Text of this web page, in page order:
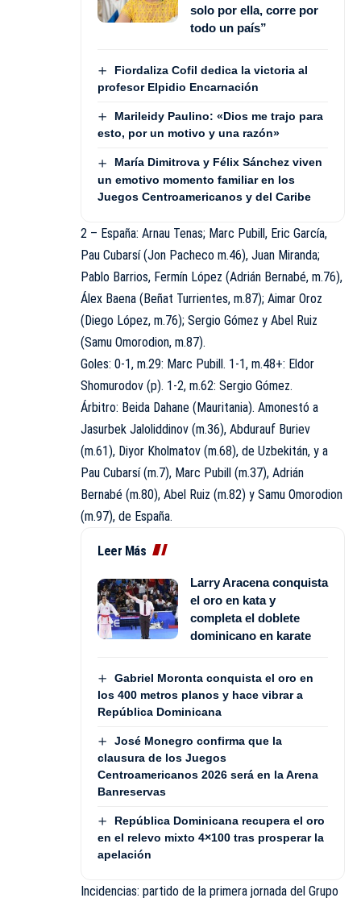
solo por ella, corre por
todo un país”
Fiordaliza Cofil dedica la victoria al
profesor Elpidio Encarnación
Marileidy Paulino: «Dios me trajo para
esto, por un motivo y una razón»
María Dimitrova y Félix Sánchez viven
un emotivo momento familiar en los
Juegos Centroamericanos y del Caribe
2 – España: Arnau Tenas; Marc Pubill, Eric García,
Pau Cubarsí (Jon Pacheco m.46), Juan Miranda;
Pablo Barrios, Fermín López (Adrián Bernabé, m.76),
Álex Baena (Beñat Turrientes, m.87); Aimar Oroz
(Diego López, m.76); Sergio Gómez y Abel Ruiz
(Samu Omorodion, m.87).
Goles: 0-1, m.29: Marc Pubill. 1-1, m.48+: Eldor
Shomurodov (p). 1-2, m.62: Sergio Gómez.
Árbitro: Beida Dahane (Mauritania). Amonestó a
Jasurbek Jaloliddinov (m.36), Abdurauf Buriev
(m.61), Diyor Kholmatov (m.68), de Uzbekitán, y a
Pau Cubarsí (m.7), Marc Pubill (m.37), Adrián
Bernabé (m.80), Abel Ruiz (m.82) y Samu Omorodion
(m.97), de España.
Leer Más
Larry Aracena conquista
el oro en kata y
completa el doblete
dominicano en karate
Gabriel Moronta conquista el oro en
los 400 metros planos y hace vibrar a
República Dominicana
José Monegro confirma que la
clausura de los Juegos
Centroamericanos 2026 será en la Arena
Banreservas
República Dominicana recupera el oro
en el relevo mixto 4×100 tras prosperar la
apelación
Incidencias: partido de la primera jornada del Grupo